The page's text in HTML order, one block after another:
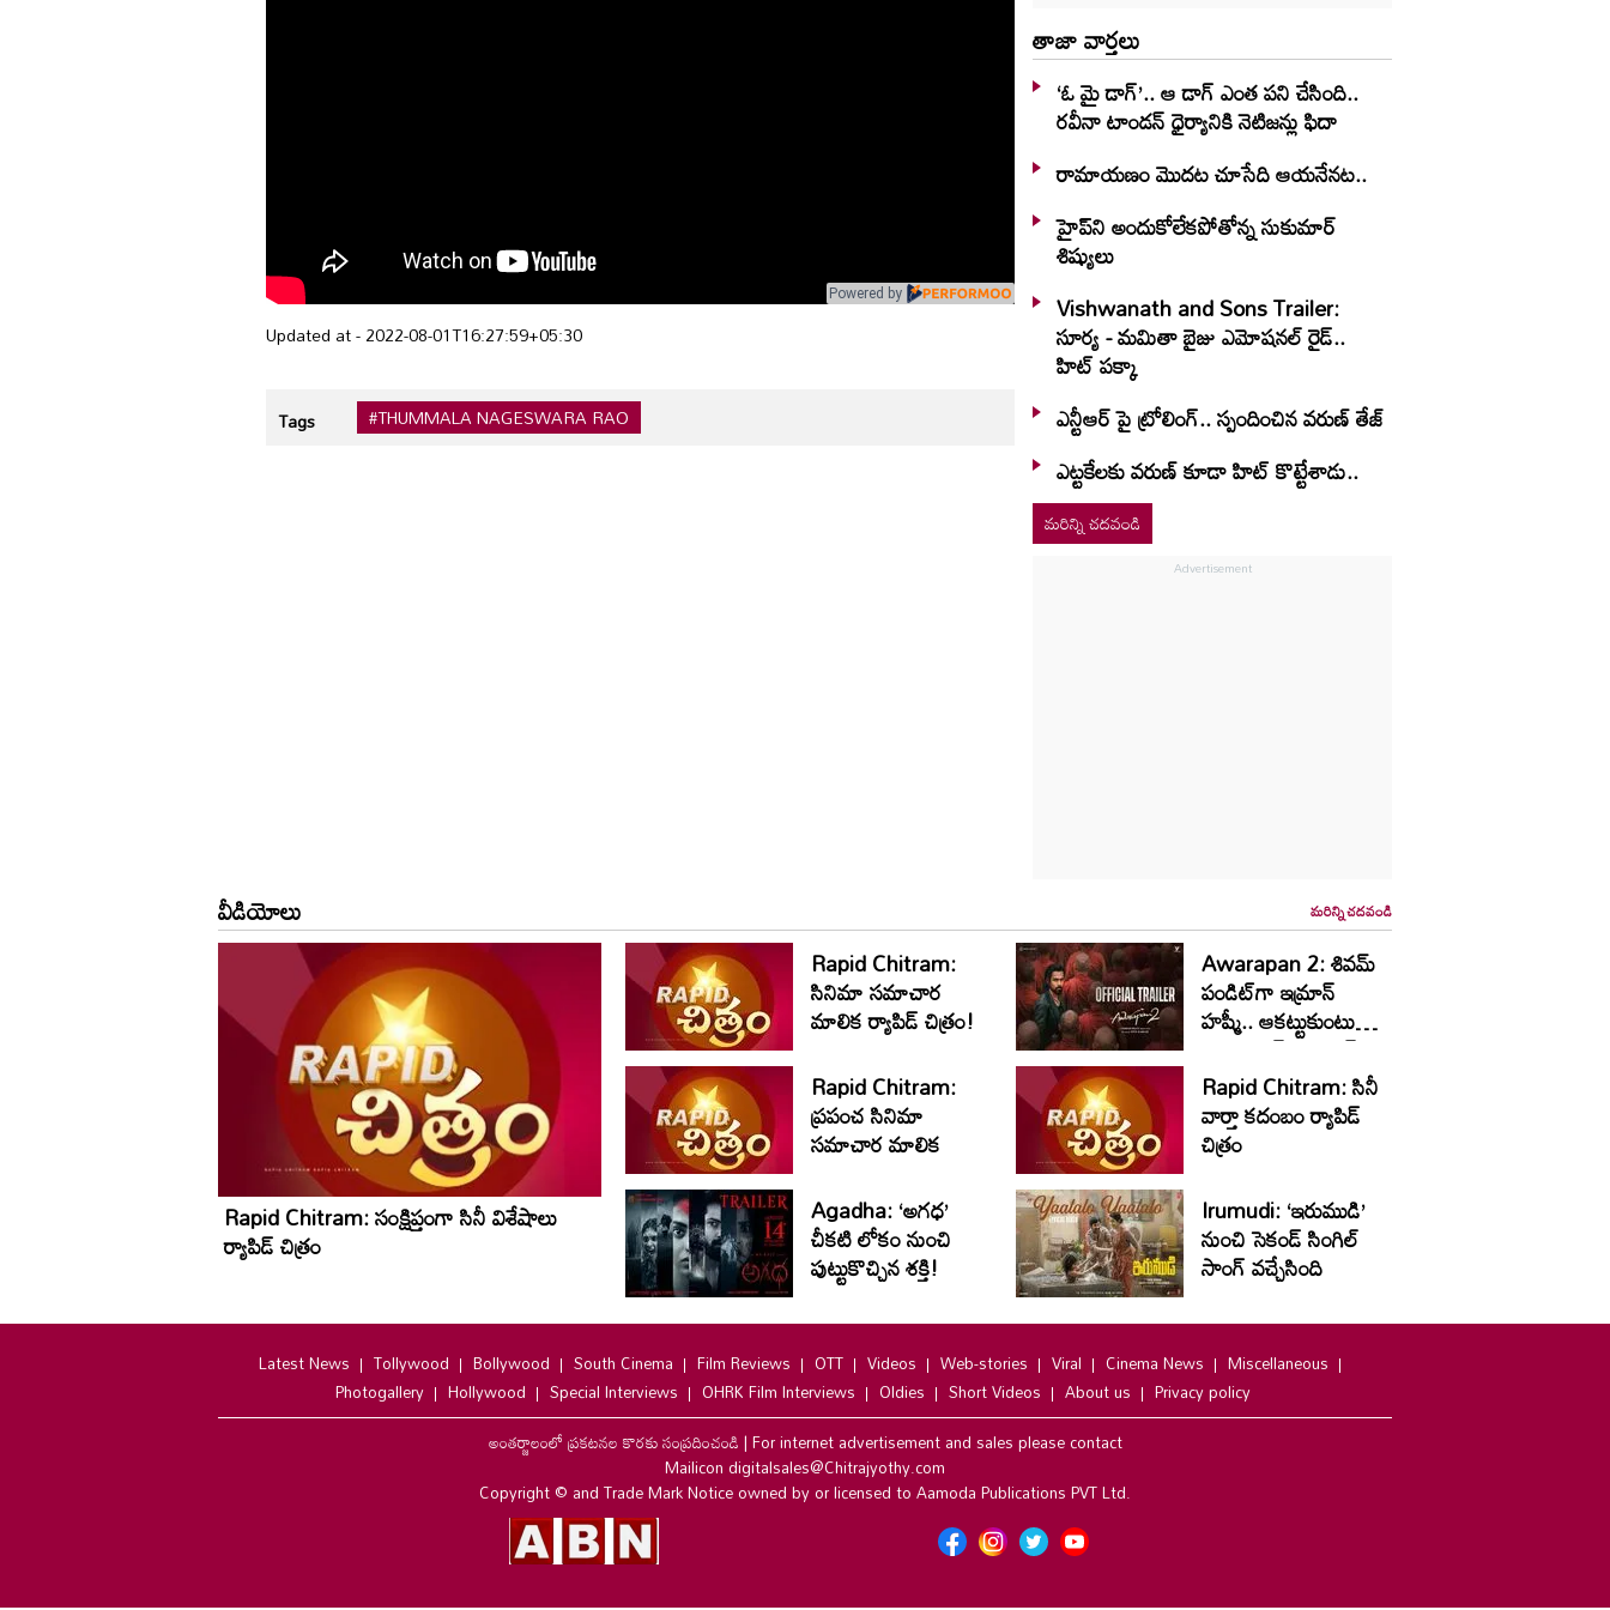
Powered by
Updated at - 2022-08-01T16:27:59+05:30
Tags #THUMMALA NAGESWARA RAO
తాజా వార్తలు
‘ఓ మై డాగ్’.. ఆ డాగ్ ఎంత పని చేసింది..
రవీనా టాండన్ ధైర్యానికి నెటిజన్లు ఫిదా
రామాయణం మొదట చూసేది ఆయనేనట..
హైప్‌ని అందుకోలేకపోతోన్న సుకుమార్
శిష్యులు
Vishwanath and Sons Trailer:
సూర్య - మమితా బైజు ఎమోషనల్ రైడ్..
హిట్ పక్కా
ఎన్టీఆర్ పై ట్రోలింగ్.. స్పందించిన వరుణ్ తేజ్
ఎట్టకేలకు వరుణ్ కూడా హిట్ కొట్టేశాడు..
మరిన్ని చదవండి
వీడియోలు మరిన్ని చదవండి
Rapid Chitram: సంక్షిప్తంగా సినీ విశేషాలు
ర్యాపిడ్ చిత్రం
Rapid Chitram:
సినిమా సమాచార
మాలిక ర్యాపిడ్ చిత్రం!
Awarapan 2: శివమ్
పండిట్‌గా ఇమ్రాన్
హష్మీ.. ఆకట్టుకుంటున్న
‘ఆవారాపన్ 2’ ట్రైలర్
Rapid Chitram:
ప్రపంచ సినిమా
సమాచార మాలిక
Rapid Chitram: సినీ
వార్తా కదంబం ర్యాపిడ్
చిత్రం
Agadha: ‘అగధ’
చీకటి లోకం నుంచి
పుట్టుకొచ్చిన శక్తి!
Irumudi: ‘ఇరుముడి’
నుంచి సెకండ్ సింగిల్
సాంగ్ వచ్చేసింది
Latest News Tollywood Bollywood South Cinema Film Reviews OTT Videos Web-stories Viral Cinema News
Miscellaneous
Photogallery
Hollywood Special Interviews OHRK Film Interviews Oldies Short Videos About us
Privacy policy
అంతర్జాలంలో ప్రకటనల కొరకు సంప్రదించండి|For internet advertisement and sales please contact
Mailicon digitalsales@Chitrajyothy.com
Copyright © and Trade Mark Notice owned by or licensed to Aamoda Publications PVT Ltd.